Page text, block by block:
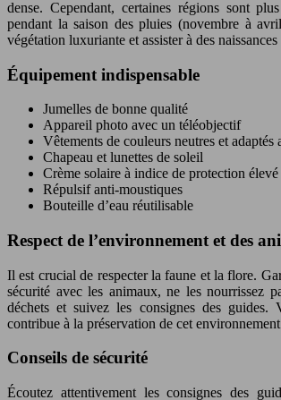
dense. Cependant, certaines régions sont
pendant la saison des pluies (novembre à
végétation luxuriante et assister à des naissances
Équipement indispensable
Jumelles de bonne qualité
Appareil photo avec un téléobjectif
Vêtements de couleurs neutres et adaptés
Chapeau et lunettes de soleil
Crème solaire à indice de protection élevé
Répulsif anti-moustiques
Bouteille d’eau réutilisable
Respect de l’environnement et des
Il est crucial de respecter la faune et la flore.
sécurité avec les animaux, ne les nourrissez
déchets et suivez les consignes des guides.
contribue à la préservation de cet
Conseils de sécurité
Écoutez attentivement les consignes des